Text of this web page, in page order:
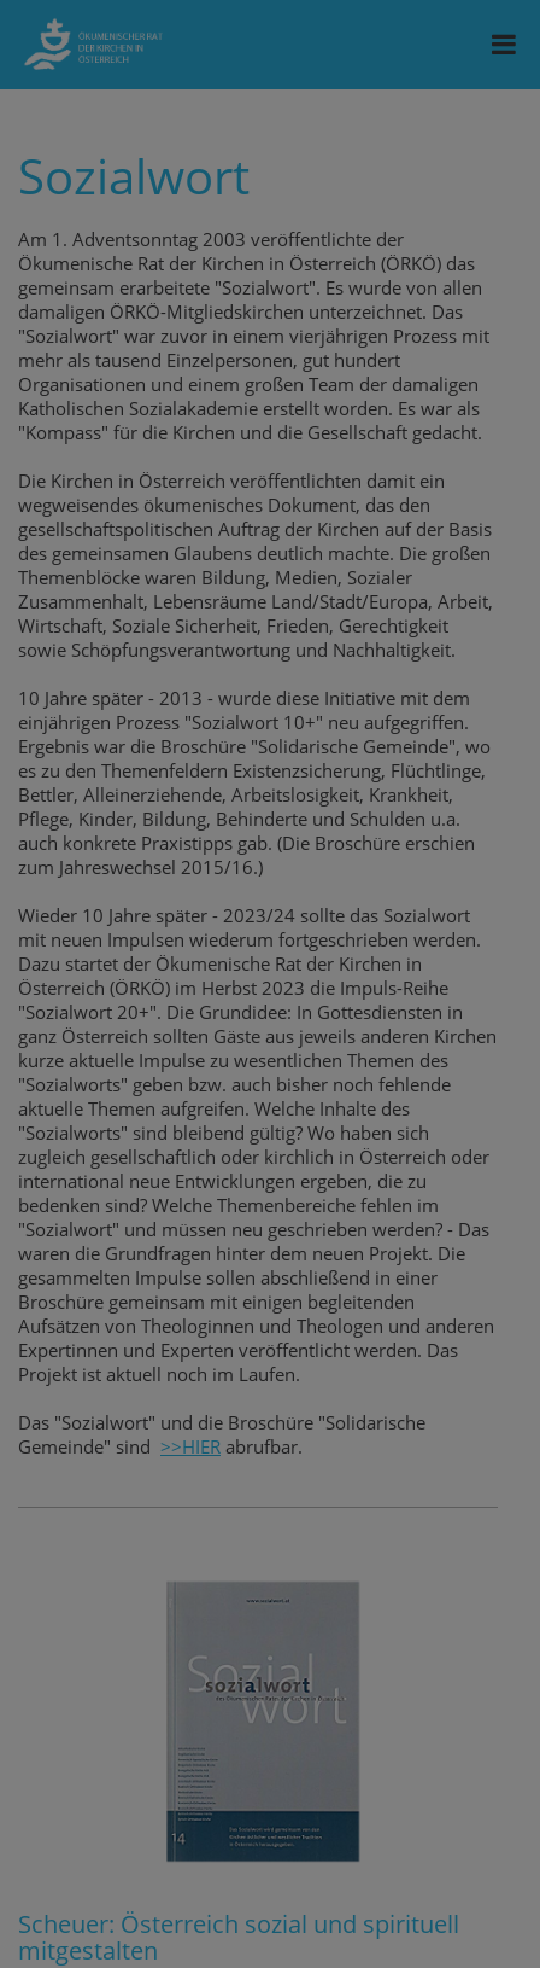
Sozialwort
Am 1. Adventsonntag 2003 veröffentlichte der
Ökumenische Rat der Kirchen in Österreich (ÖRKÖ) das
gemeinsam erarbeitete "Sozialwort". Es wurde von allen
damaligen ÖRKÖ-Mitgliedskirchen unterzeichnet. Das
"Sozialwort" war zuvor in einem vierjährigen Prozess mit
mehr als tausend Einzelpersonen, gut hundert
Organisationen und einem großen Team der damaligen
Katholischen Sozialakademie erstellt worden. Es war als
"Kompass" für die Kirchen und die Gesellschaft gedacht.
Die Kirchen in Österreich veröffentlichten damit ein
wegweisendes ökumenisches Dokument, das den
gesellschaftspolitischen Auftrag der Kirchen auf der Basis
des gemeinsamen Glaubens deutlich machte. Die großen
Themenblöcke waren Bildung, Medien, Sozialer
Zusammenhalt, Lebensräume Land/Stadt/Europa, Arbeit,
Wirtschaft, Soziale Sicherheit, Frieden, Gerechtigkeit
sowie Schöpfungsverantwortung und Nachhaltigkeit.
10 Jahre später - 2013 - wurde diese Initiative mit dem
einjährigen Prozess "Sozialwort 10+" neu aufgegriffen.
Ergebnis war die Broschüre "Solidarische Gemeinde", wo
es zu den Themenfeldern Existenzsicherung, Flüchtlinge,
Bettler, Alleinerziehende, Arbeitslosigkeit, Krankheit,
Pflege, Kinder, Bildung, Behinderte und Schulden u.a.
auch konkrete Praxistipps gab. (Die Broschüre erschien
zum Jahreswechsel 2015/16.)
Wieder 10 Jahre später - 2023/24 sollte das Sozialwort
mit neuen Impulsen wiederum fortgeschrieben werden.
Dazu startet der Ökumenische Rat der Kirchen in
Österreich (ÖRKÖ) im Herbst 2023 die Impuls-Reihe
"Sozialwort 20+". Die Grundidee: In Gottesdiensten in
ganz Österreich sollten Gäste aus jeweils anderen Kirchen
kurze aktuelle Impulse zu wesentlichen Themen des
"Sozialworts" geben bzw. auch bisher noch fehlende
aktuelle Themen aufgreifen. Welche Inhalte des
"Sozialworts" sind bleibend gültig? Wo haben sich
zugleich gesellschaftlich oder kirchlich in Österreich oder
international neue Entwicklungen ergeben, die zu
bedenken sind? Welche Themenbereiche fehlen im
"Sozialwort" und müssen neu geschrieben werden? - Das
waren die Grundfragen hinter dem neuen Projekt. Die
gesammelten Impulse sollen abschließend in einer
Broschüre gemeinsam mit einigen begleitenden
Aufsätzen von Theologinnen und Theologen und anderen
Expertinnen und Experten veröffentlicht werden. Das
Projekt ist aktuell noch im Laufen.
Das "Sozialwort" und die Broschüre "Solidarische
Gemeinde" sind >>HIER abrufbar.
Scheuer: Österreich sozial und spirituell
mitgestalten